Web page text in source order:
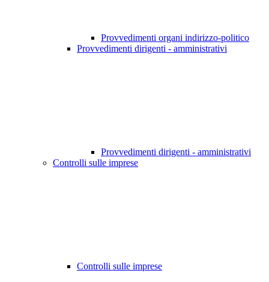
Provvedimenti organi indirizzo-politico
Provvedimenti dirigenti - amministrativi
Provvedimenti dirigenti - amministrativi
Controlli sulle imprese
Controlli sulle imprese